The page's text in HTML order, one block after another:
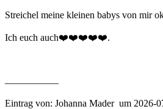
Streichel meine kleinen babys von mir
Ich euch auch❤️❤️❤️❤️❤️.
—————–
Eintrag von: Johanna Mader um 2026-